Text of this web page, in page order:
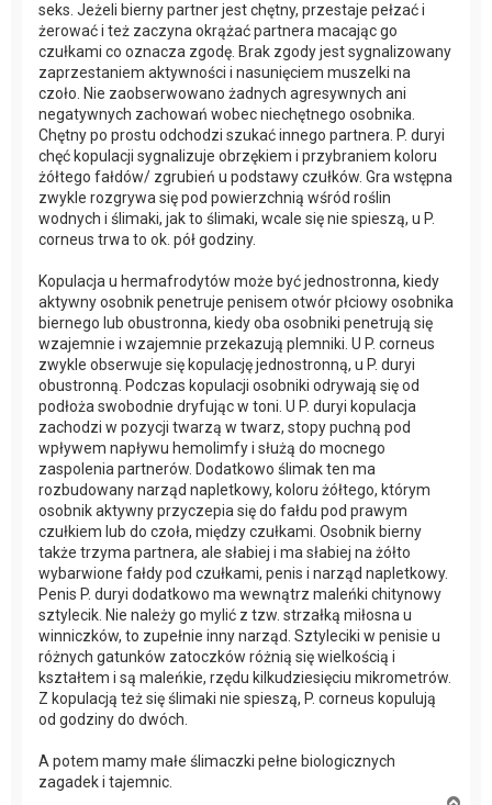
seks. Jeżeli bierny partner jest chętny, przestaje pełzać i
żerować i też zaczyna okrążać partnera macając go
czułkami co oznacza zgodę. Brak zgody jest sygnalizowany
zaprzestaniem aktywności i nasunięciem muszelki na
czoło. Nie zaobserwowano żadnych agresywnych ani
negatywnych zachowań wobec niechętnego osobnika.
Chętny po prostu odchodzi szukać innego partnera. P. duryi
chęć kopulacji sygnalizuje obrzękiem i przybraniem koloru
żółtego fałdów/ zgrubień u podstawy czułków. Gra wstępna
zwykle rozgrywa się pod powierzchnią wśród roślin
wodnych i ślimaki, jak to ślimaki, wcale się nie spieszą, u P.
corneus trwa to ok. pół godziny.
Kopulacja u hermafrodytów może być jednostronna, kiedy
aktywny osobnik penetruje penisem otwór płciowy osobnika
biernego lub obustronna, kiedy oba osobniki penetrują się
wzajemnie i wzajemnie przekazują plemniki. U P. corneus
zwykle obserwuje się kopulację jednostronną, u P. duryi
obustronną. Podczas kopulacji osobniki odrywają się od
podłoża swobodnie dryfując w toni. U P. duryi kopulacja
zachodzi w pozycji twarzą w twarz, stopy puchną pod
wpływem napływu hemolimfy i służą do mocnego
zaspolenia partnerów. Dodatkowo ślimak ten ma
rozbudowany narząd napletkowy, koloru żółtego, którym
osobnik aktywny przyczepia się do fałdu pod prawym
czułkiem lub do czoła, między czułkami. Osobnik bierny
także trzyma partnera, ale słabiej i ma słabiej na żółto
wybarwione fałdy pod czułkami, penis i narząd napletkowy.
Penis P. duryi dodatkowo ma wewnątrz maleńki chitynowy
sztylecik. Nie należy go mylić z tzw. strzałką miłosna u
winniczków, to zupełnie inny narząd. Sztyleciki w penisie u
różnych gatunków zatoczków różnią się wielkością i
kształtem i są maleńkie, rzędu kilkudziesięciu mikrometrów.
Z kopulacją też się ślimaki nie spieszą, P. corneus kopulują
od godziny do dwóch.
A potem mamy małe ślimaczki pełne biologicznych
zagadek i tajemnic.